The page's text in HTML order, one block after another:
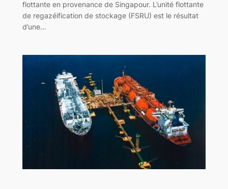
flottante en provenance de Singapour. L’unité flottante
de regazéification de stockage (FSRU) est le résultat
d’une…